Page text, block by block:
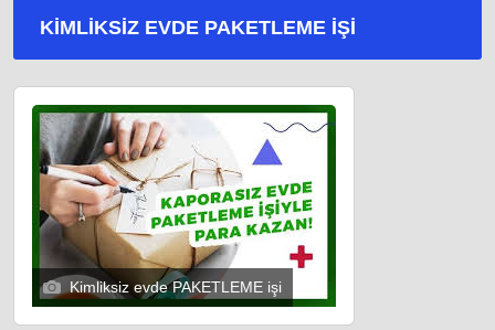
KIMLIKSIZ EVDE PAKETLEME IŞI
Kimliksiz evde PAKETLEME işi